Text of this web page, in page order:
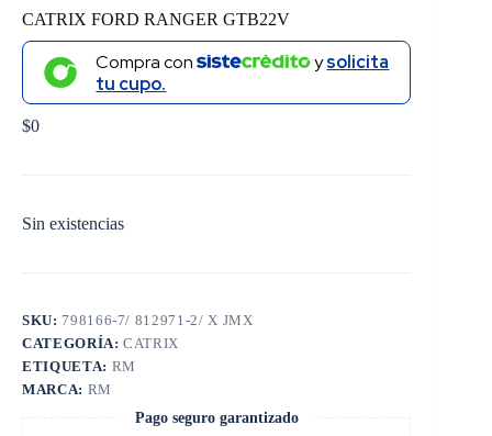
CATRIX FORD RANGER GTB22V
Compra con ysolicita
tu cupo.
$0
Sin existencias
SKU: 798166-7/ 812971-2/ X JMX
CATEGORÍA:CATRIX
ETIQUETA: RM
MARCA: RM
Pago seguro garantizado